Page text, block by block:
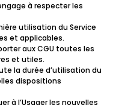
à respecter les
utilisation du Service
et applicables.
aux CGU toutes les
et utiles.
la durée d’utilisation du
dispositions
à l’Usager les nouvelles